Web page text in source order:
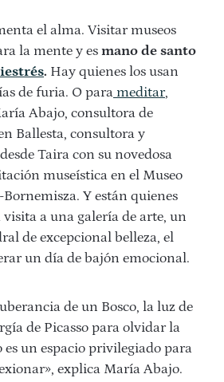
el alma. Visitar museos
la mente y es mano de santo
. Hay quienes los usan
de furia. O para meditar,
Abajo, consultora de
Ballesta, consultora y
Taira con su novedosa
museística en el Museo
Y están quienes
a una galería de arte, un
de excepcional belleza, el
un día de bajón emocional.
de un Bosco, la luz de
de Picasso para olvidar la
es un espacio privilegiado para
explica María Abajo.